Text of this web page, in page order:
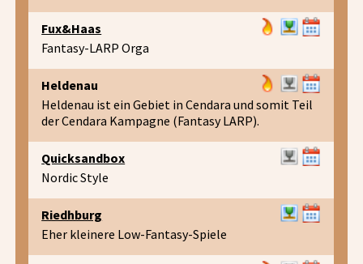
Fux&Haas
Fantasy-LARP Orga
Heldenau
Heldenau ist ein Gebiet in Cendara und somit Teil
der Cendara Kampagne (Fantasy LARP).
Quicksandbox
Nordic Style
Riedhburg
Eher kleinere Low-Fantasy-Spiele